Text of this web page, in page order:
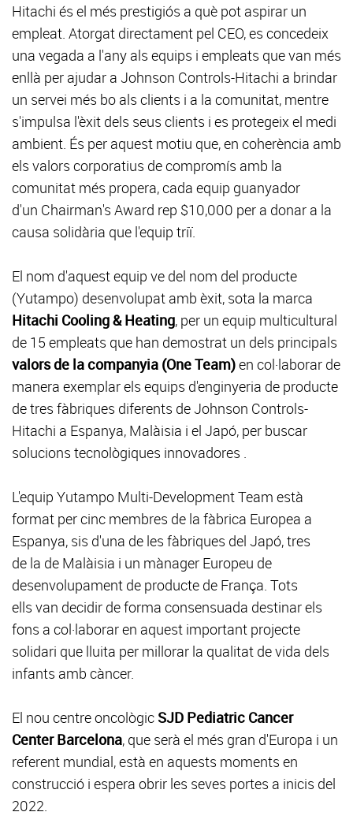
Hitachi és el més prestigiós a què pot aspirar un
empleat. Atorgat directament pel CEO, es concedeix
una vegada a l'any als equips i empleats que van més
enllà per ajudar a Johnson Controls-Hitachi a brindar
un servei més bo als clients i a la comunitat, mentre
s'impulsa l'èxit dels seus clients i es protegeix el medi
ambient. És per aquest motiu que, en coherència amb
els valors corporatius de compromís amb la
comunitat més propera, cada equip guanyador
d'un Chairman's Award rep $10,000 per a donar a la
causa solidària que l'equip triï.
El nom d'aquest equip ve del nom del producte
(Yutampo) desenvolupat amb èxit, sota la marca
Hitachi Cooling & Heating, per un equip multicultural
de 15 empleats que han demostrat un dels principals
valors de la companyia (One Team)en col·laborar de
manera exemplar els equips d'enginyeria de producte
de tres fàbriques diferents de Johnson Controls-
Hitachi a Espanya, Malàisia i el Japó, per buscar
solucions tecnològiques innovadores .
L'equip Yutampo Multi-Development Team està
format per cinc membres de la fàbrica Europea a
Espanya, sis d'una de les fàbriques del Japó, tres
de la de Malàisia i un mànager Europeu de
desenvolupament de producte de França. Tots
ells van decidir de forma consensuada destinar els
fons a col·laborar en aquest important projecte
solidari que lluita per millorar la qualitat de vida dels
infants amb càncer.
El nou centre oncològic SJD Pediatric Cancer
Center Barcelona, que serà el més gran d'Europa i un
referent mundial, està en aquests moments en
construcció i espera obrir les seves portes a inicis del
2022.